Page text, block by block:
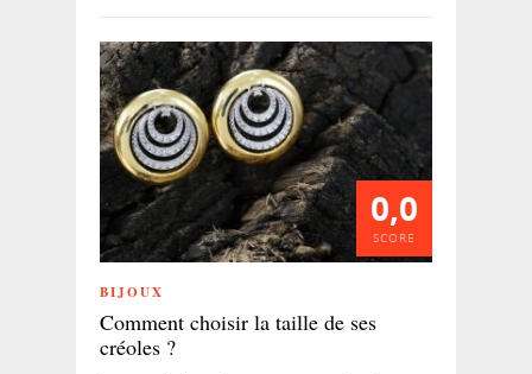
0,0
SCORE
BIJOUX
Comment choisir la taille de ses
créoles ?